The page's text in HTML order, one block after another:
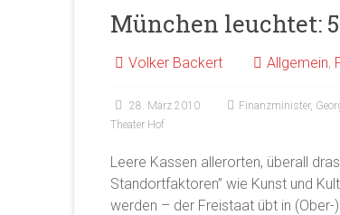
München leuchtet:
Volker Backert Allgemein,
28. März 2010 Finanzminister,
Theater Hof
Leere Kassen allerorten, überall
Standortfaktoren” wie Kunst und
werden – der Freistaat übt in